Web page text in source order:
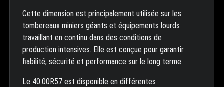
Cette dimension est principalement utilisée sur les
tombereaux miniers géants et équipements lourds
travaillant en continu dans des conditions de
production intensives. Elle est conçue pour garantir
fiabilité, sécurité et performance sur le long terme.
Le 40.00R57 est disponible en différentes